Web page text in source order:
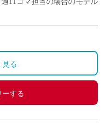
見る
ーする